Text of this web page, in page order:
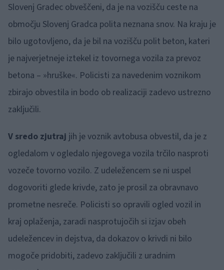
Slovenj Gradec obveščeni, da je na vozišču ceste na
območju Slovenj Gradca polita neznana snov. Na kraju je
bilo ugotovljeno, da je bil na vozišču polit beton, kateri
je najverjetneje iztekel iz tovornega vozila za prevoz
betona – »hruške«. Policisti za navedenim voznikom
zbirajo obvestila in bodo ob realizaciji zadevo ustrezno
zaključili.
V sredo zjutraj jih je voznik avtobusa obvestil, da je z
ogledalom v ogledalo njegovega vozila trčilo nasproti
vozeče tovorno vozilo. Z udeležencem se ni uspel
dogovoriti glede krivde, zato je prosil za obravnavo
prometne nesreče. Policisti so opravili ogled vozil in
kraj oplaženja, zaradi nasprotujočih si izjav obeh
udeležencev in dejstva, da dokazov o krivdi ni bilo
mogoče pridobiti, zadevo zaključili z uradnim